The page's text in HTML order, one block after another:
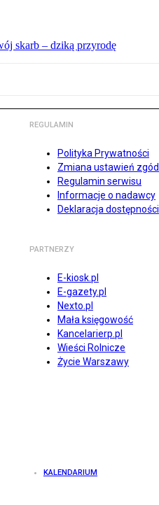
skarb – dziką przyrodę
REGULAMIN
Polityka Prywatności
Zmiana ustawień zgód
Regulamin serwisu
Informacje o nadawcy
Deklaracja dostępności
PARTNERZY
E-kiosk.pl
E-gazety.pl
Nexto.pl
Mała księgowość
Kancelarierp.pl
Wieści Rolnicze
Życie Warszawy
KALENDARIUM